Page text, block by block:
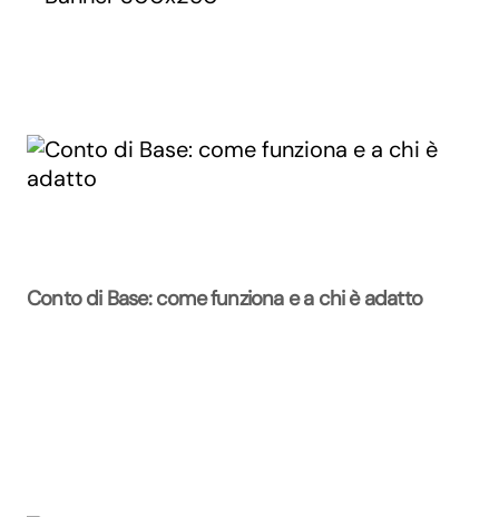
Conto di Base: come funziona e a chi è adatto